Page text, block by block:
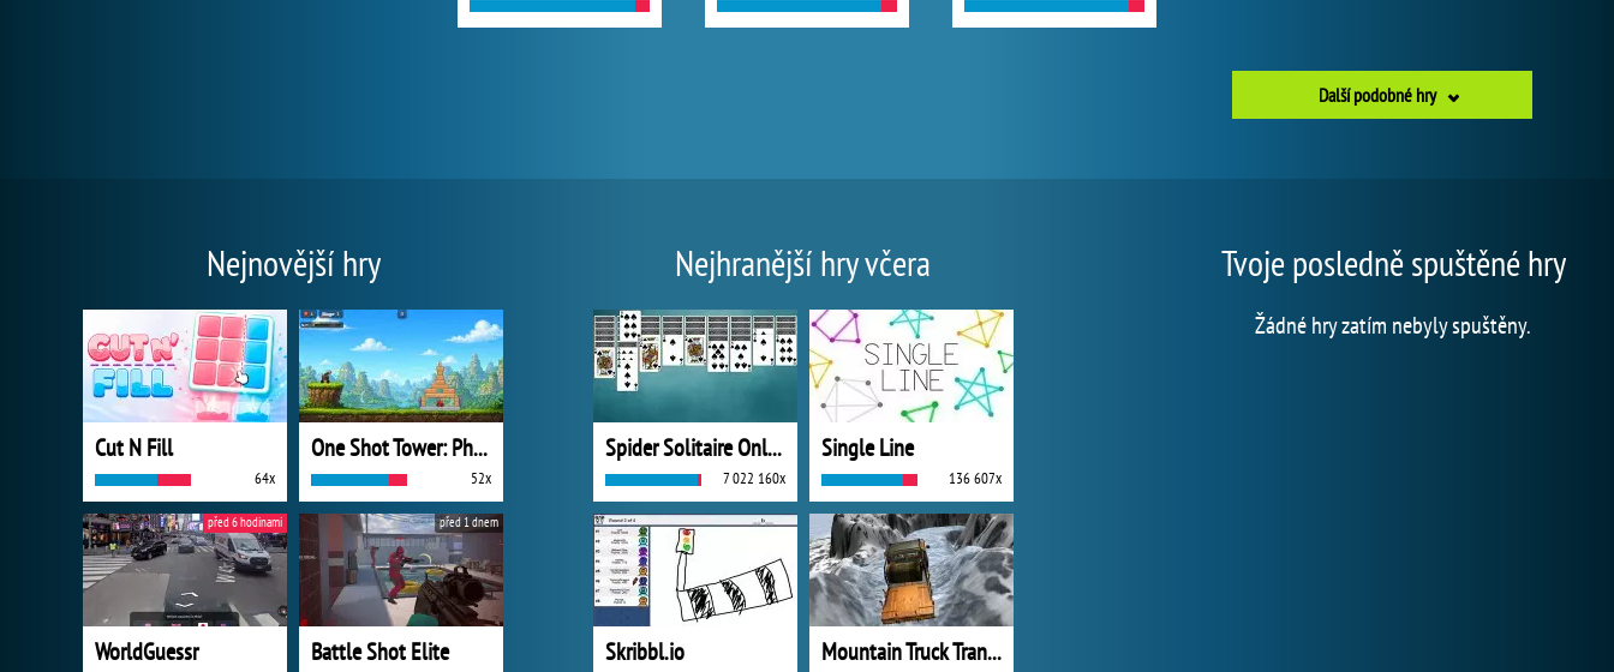
Další podobné hry
Nejnovější hry
Cut N Fill
64x
One Shot Tower: Physics Destroyer
52x
WorldGuessr
před 6 hodinami
Battle Shot Elite
před 1 dnem
Nejhranější hry včera
Spider Solitaire Online
7 022 160x
Single Line
136 607x
Skribbl.io Mountain Truck Transport
Tvoje posledně spuštěné hry
Žádné hry zatím nebyly spuštěny.